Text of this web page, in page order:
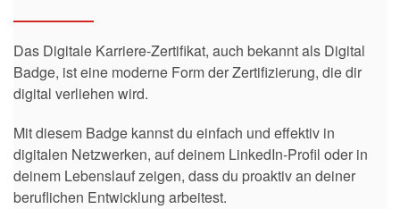
Das Digitale Karriere-Zertifikat, auch bekannt als Digital
Badge, ist eine moderne Form der Zertifizierung, die dir
digital verliehen wird.
Mit diesem Badge kannst du einfach und effektiv in
digitalen Netzwerken, auf deinem LinkedIn-Profil oder in
deinem Lebenslauf zeigen, dass du proaktiv an deiner
beruflichen Entwicklung arbeitest.